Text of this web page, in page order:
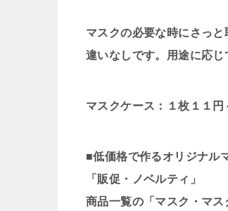
マスクの必要な時にさっ
違いなしです。用途に応じ
マスクケース：１枚１１円
■低価格で作るオリジナル
「販促・ノベルティ」
商品一覧の「マスク・マ